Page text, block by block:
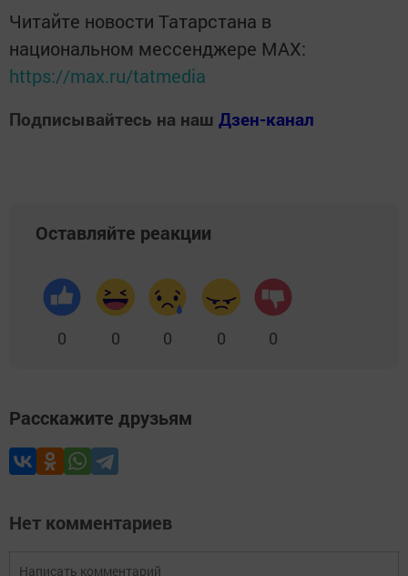
Читайте новости Татарстана в
национальном мессенджере MАХ:
https://max.ru/tatmedia
Подписывайтесь на наш Дзен-канал
Оставляйте реакции
0 0 0 0 0
Расскажите друзьям
Нет комментариев